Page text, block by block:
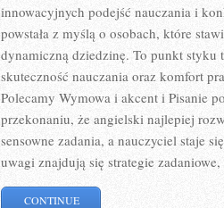
innowacyjnych podejść nauczania i
powstała z myślą o osobach, które
dynamiczną dziedzinę. To punkt
skuteczność nauczania oraz komfort
Polecamy Wymowa i akcent i Pisanie
przekonaniu, że angielski najlepiej
sensowne zadania, a nauczyciel staje
uwagi znajdują się strategie
CONTINUE